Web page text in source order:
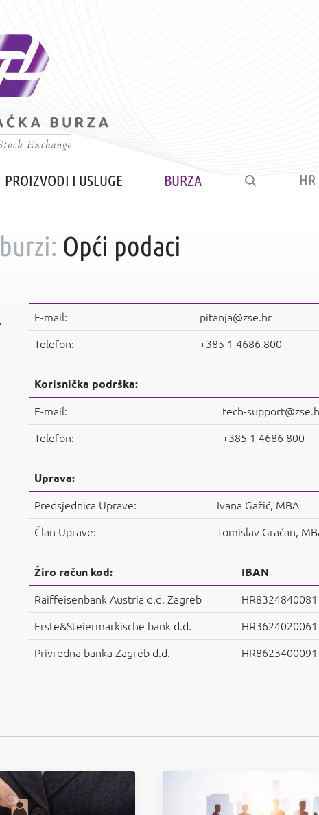
PROIZVODI I USLUGE BURZA HR
Opći podaci
E-mail: pitanja@zse.hr
Telefon: +385 1 4686 800
Korisnička podrška:
E-mail: tech-
Telefon: +385 1 4686 800
Uprava:
Predsjednica Uprave: Ivana Gažić, MBA
Član Uprave: Tomislav Gračan,
Žiro račun kod: IBAN
Raiffeisenbank Austria d.d. Zagreb
Erste&Steiermarkische bank d.d.
Privredna banka Zagreb d.d.